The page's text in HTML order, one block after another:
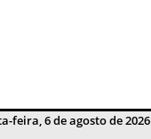
feira, 6 de agosto de 2026